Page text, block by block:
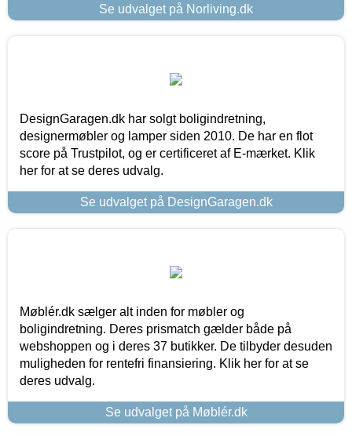
Se udvalget på Norliving.dk
DesignGaragen.dk har solgt boligindretning,
designermøbler og lamper siden 2010. De har en flot
score på Trustpilot, og er certificeret af E-mærket. Klik
her for at se deres udvalg.
Se udvalget på DesignGaragen.dk
Møblér.dk sælger alt inden for møbler og
boligindretning. Deres prismatch gælder både på
webshoppen og i deres 37 butikker. De tilbyder desuden
muligheden for rentefri finansiering. Klik her for at se
deres udvalg.
Se udvalget på Møblér.dk